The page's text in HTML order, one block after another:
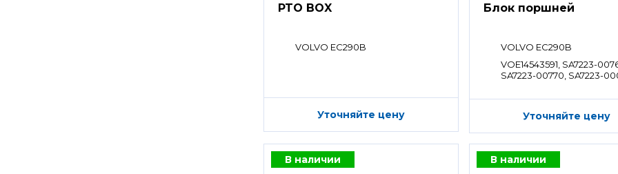
PTO BOX
VOLVO EC290B
Уточняйте цену
Блок поршней
VOLVO EC290B
VOE14543591, SA7223-
SA7223-00770, SA7223-
Уточняйте цену
В наличии В наличии